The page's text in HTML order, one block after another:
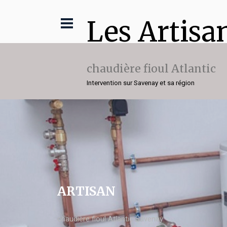
Les
chaudière fioul Atlantic
Intervention sur Savenay et sa région
ARTISAN
chaudière fioul Atlantic Savenay